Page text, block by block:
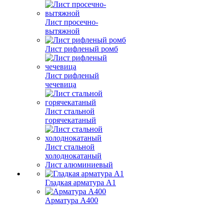
Лист просечно-
вытяжной
Лист рифленый ромб
Лист рифленый
чечевица
Лист стальной
горячекатаный
Лист стальной
холоднокатаный
Лист алюминиевый
Гладкая арматура А1
Арматура А400